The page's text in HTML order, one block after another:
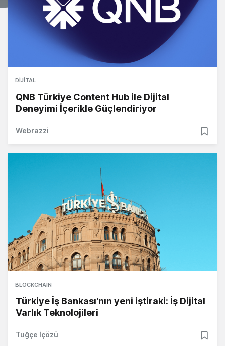
DIJITAL
QNB Türkiye Content Hub ile Dijital
Deneyimi İçerikle Güçlendiriyor
Webrazzi
BLOCKCHAIN
Türkiye İş Bankası'nın yeni iştiraki: İş Dijital
Varlık Teknolojileri
Tuğçe İçözü